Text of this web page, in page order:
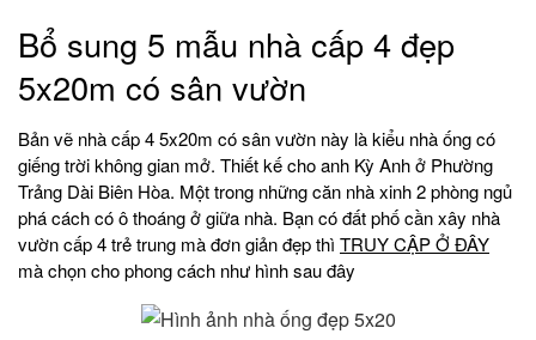
Bổ sung 5 mẫu nhà cấp 4 đẹp
5x20m có sân vườn
Bản vẽ nhà cấp 4 5x20m có sân vườn này là kiểu nhà ống có
giếng trời không gian mở. Thiết kế cho anh Kỳ Anh ở Phường
Trảng Dài Biên Hòa. Một trong những căn nhà xinh 2 phòng ngủ
phá cách có ô thoáng ở giữa nhà. Bạn có đất phố cần xây nhà
vườn cấp 4 trẻ trung mà đơn giản đẹp thì TRUY CẬP Ở ĐÂY
mà chọn cho phong cách như hình sau đây